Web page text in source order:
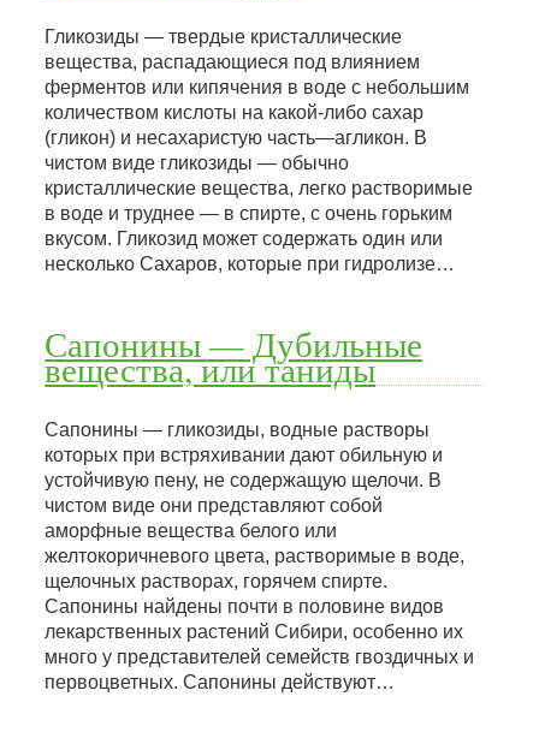
Гликозиды — твердые кристаллические
вещества, распадающиеся под влиянием
ферментов или кипячения в воде с небольшим
количеством кислоты на какой-либо сахар
(гликон) и несахаристую часть—агликон. В
чистом виде гликозиды — обычно
кристаллические вещества, легко растворимые
в воде и труднее — в спирте, с очень горьким
вкусом. Гликозид может содержать один или
несколько Сахаров, которые при гидролизе…
Сапонины — Дубильные
вещества, или таниды
Сапонины — гликозиды, водные растворы
которых при встряхивании дают обильную и
устойчивую пену, не содержащую щелочи. В
чистом виде они представляют собой
аморфные вещества белого или
желтокоричневого цвета, растворимые в воде,
щелочных растворах, горячем спирте.
Сапонины найдены почти в половине видов
лекарственных растений Сибири, особенно их
много у представителей семейств гвоздичных и
первоцветных. Сапонины действуют…